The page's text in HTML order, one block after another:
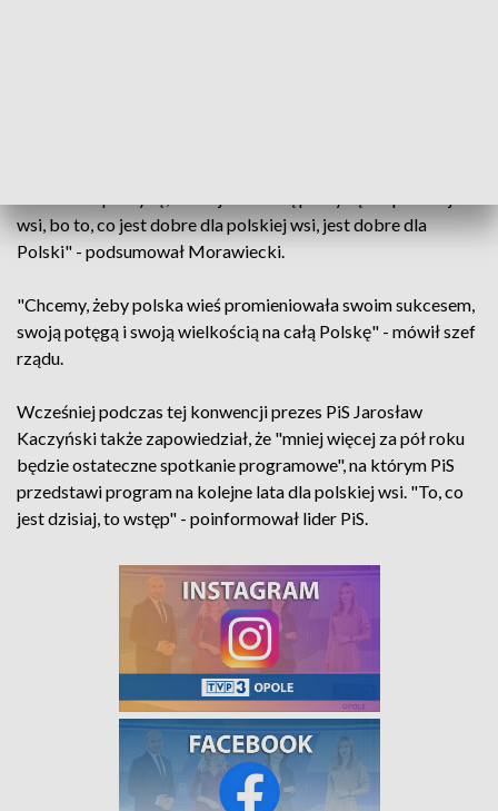
wsi, bo to, co jest dobre dla polskiej wsi, jest dobre dla
Polski" - podsumował Morawiecki.
"Chcemy, żeby polska wieś promieniowała swoim sukcesem,
swoją potęgą i swoją wielkością na całą Polskę" - mówił szef
rządu.
Wcześniej podczas tej konwencji prezes PiS Jarosław
Kaczyński także zapowiedział, że "mniej więcej za pół roku
będzie ostateczne spotkanie programowe", na którym PiS
przedstawi program na kolejne lata dla polskiej wsi. "To, co
jest dzisiaj, to wstęp" - poinformował lider PiS.